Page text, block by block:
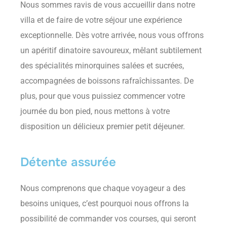
Nous sommes ravis de vous accueillir dans notre
villa et de faire de votre séjour une expérience
exceptionnelle. Dès votre arrivée, nous vous offrons
un apéritif dinatoire savoureux, mêlant subtilement
des spécialités minorquines salées et sucrées,
accompagnées de boissons rafraîchissantes. De
plus, pour que vous puissiez commencer votre
journée du bon pied, nous mettons à votre
disposition un délicieux premier petit déjeuner.
Détente assurée
Nous comprenons que chaque voyageur a des
besoins uniques, c’est pourquoi nous offrons la
possibilité de commander vos courses, qui seront